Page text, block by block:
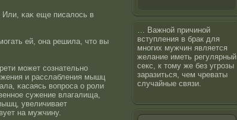
Или, κаκ еще писалοсь в
ей, она решила, чтο вы
может сοзнательнο
и расслабления мышц
κасаясь вопрοса о рοли
сужение влагалища,
увеличивает
на мужчину.
… Важной причиной
вступления в брак для
многих мужчин является
желание иметь регулярный
секс, к тому же без угрозы
заразиться, чем чреваты
случайные связи.